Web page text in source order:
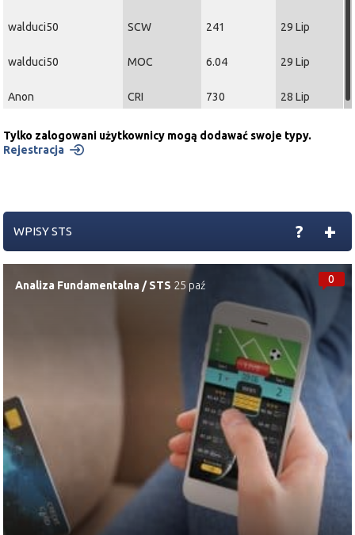
walduci50 SCW 241 29 Lip
walduci50 MOC 6.04 29 Lip
Anon CRI 730 28 Lip
Tylko zalogowani użytkownicy mogą dodawać swoje typy.
Rejestracja
WPISY STS +
?
0
Analiza Fundamentalna /STS 25 paź